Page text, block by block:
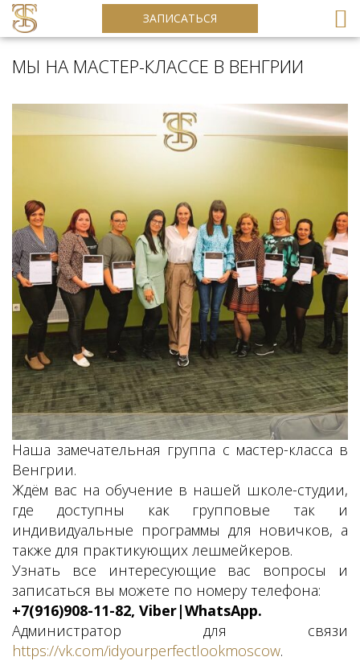
ЗАПИСАТЬСЯ
МЫ НА МАСТЕР-КЛАССЕ В ВЕНГРИИ
Наша замечательная группа с мастер-класса в
Венгрии.
Ждём вас на обучение в нашей школе-студии,
где доступны как групповые так и
индивидуальные программы для новичков, а
также для практикующих лешмейкеров.
Узнать все интересующие вас вопросы и
записаться вы можете по номеру телефона:
+7(916)908-11-82, Viber|WhatsApp.
Администратор для связи
https://vk.com/idyourperfectlookmoscow.